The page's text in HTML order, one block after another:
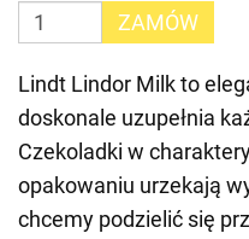
ZAMÓW
Lindt Lindor Milk to
doskonale uzupełnia
Czekoladki w
opakowaniu urzekają
chcemy podzielić się